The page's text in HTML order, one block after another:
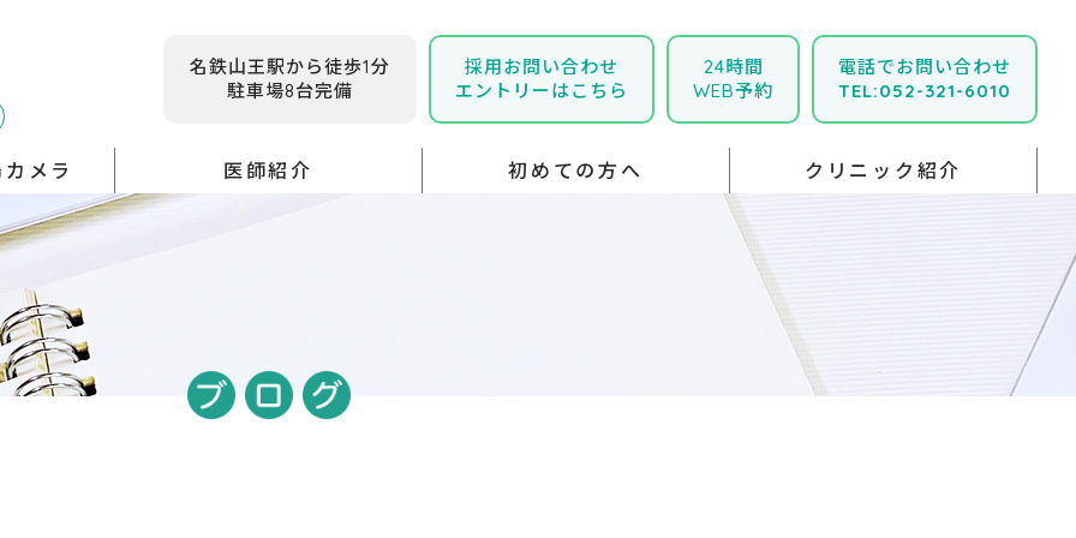
名鉄山王駅から徒歩1分
駐車場8台完備
採用お問い合わせ
エントリーはこちら
24時間
WEB予約
電話でお問い合わせ
TEL:052-321-6010
メラ 医師紹介 初めての方へ クリニック紹介